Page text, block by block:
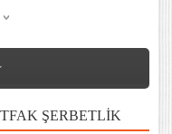
ŞERBETLIK